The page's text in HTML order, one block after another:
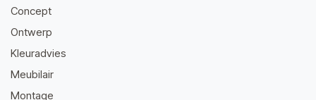
Concept
Ontwerp
Kleuradvies
Meubilair
Montage